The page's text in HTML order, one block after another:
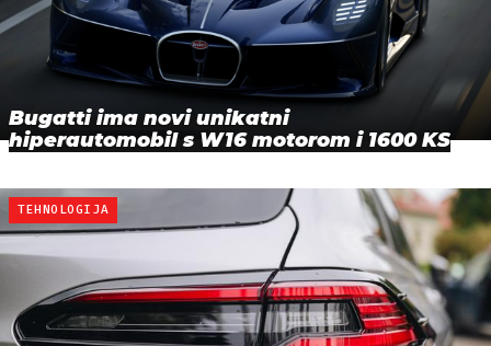
Bugatti ima novi unikatni
hiperautomobil s W16 motorom i 1600 KS
TEHNOLOGIJA